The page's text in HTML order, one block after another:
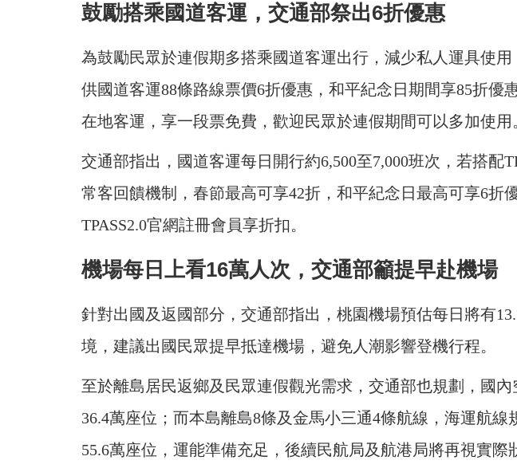
鼓勵搭乘國道客運，交通部祭出6折優惠
為鼓勵民眾於連假期多搭乘國道客運出行，減少私人運具使
供國道客運88條路線票價6折優惠，和平紀念日期間享85折優
在地客運，享一段票免費，歡迎民眾於連假期間可以多加使用
交通部指出，國道客運每日開行約6,500至7,000班次，若搭配
常客回饋機制，春節最高可享42折，和平紀念日最高可享6折
TPASS2.0官網註冊會員享折扣。
機場每日上看16萬人次，交通部籲提早赴機場
針對出國及返國部分，交通部指出，桃園機場預估每日將有
境，建議出國民眾提早抵達機場，避免人潮影響登機行程。
至於離島居民返鄉及民眾連假觀光需求，交通部也規劃，國內
36.4萬座位；而本島離島8條及金馬小三通4條航線，海運航線
55.6萬座位，運能準備充足，後續民航局及航港局將再視實際